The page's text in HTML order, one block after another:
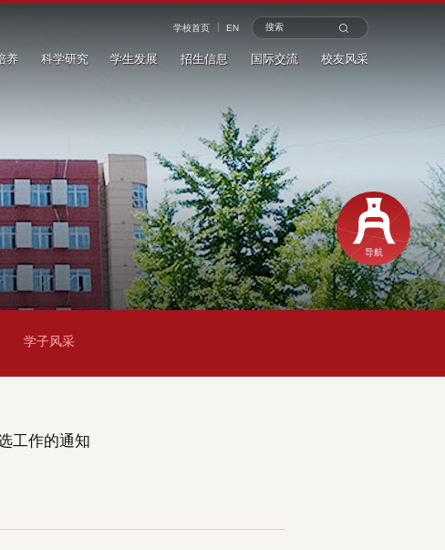
学校首页 EN
养 科学研究 学生发展 招生信息 国际交流 校友风采
学子风采
工作的通知
导航
学院首页
新闻动态
通知公告
学术活动